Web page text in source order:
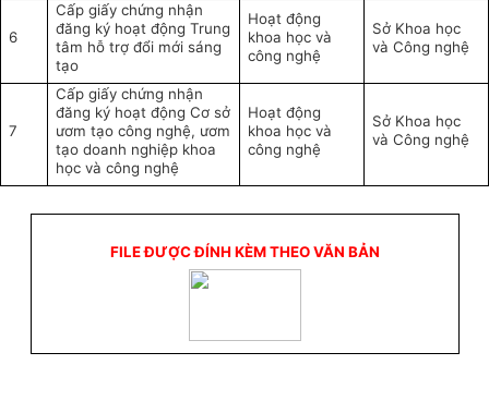
6
Cấp giấy chứng nhận
đăng ký hoạt động Trung
tâm hỗ trợ đổi mới sáng
tạo
Hoạt động
khoa học và
công nghệ
Sở Khoa học
và Công nghệ
7
Cấp giấy chứng nhận
đăng ký hoạt động Cơ sở
ươm tạo công nghệ, ươm
tạo doanh nghiệp khoa
học và công nghệ
Hoạt động
khoa học và
công nghệ
Sở Khoa học
và Công nghệ
FILE ĐƯỢC ĐÍNH KÈM THEO VĂN BẢN